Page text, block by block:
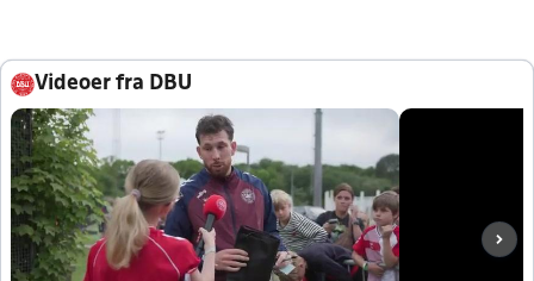
Videoer fra DBU